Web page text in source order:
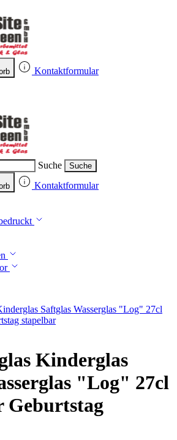
Kontaktformular
Suche Suche
Kontaktformular
Saftglas Wasserglas "Log" 27cl
stapelbar
Kinderglas
"Log" 27cl